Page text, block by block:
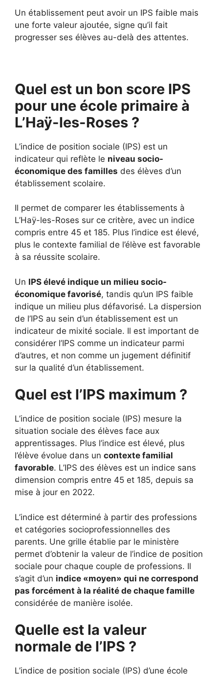
Un établissement peut avoir un IPS faible mais
une forte valeur ajoutée, signe qu’il fait
progresser ses élèves au-delà des attentes.
Quel est un bon score IPS
pour une école primaire à
L’Haÿ-les-Roses ?
L’indice de position sociale (IPS) est un
indicateur qui reflète le niveau socio-
économique des familles des élèves d’un
établissement scolaire.
Il permet de comparer les établissements à
L’Haÿ-les-Roses sur ce critère, avec un indice
compris entre 45 et 185. Plus l’indice est élevé,
plus le contexte familial de l’élève est favorable
à sa réussite scolaire.
Un IPS élevé indique un milieu socio-
économique favorisé, tandis qu’un IPS faible
indique un milieu plus défavorisé. La dispersion
de l’IPS au sein d’un établissement est un
indicateur de mixité sociale. Il est important de
considérer l’IPS comme un indicateur parmi
d’autres, et non comme un jugement définitif
sur la qualité d’un établissement.
Quel est l’IPS maximum ?
L’indice de position sociale (IPS) mesure la
situation sociale des élèves face aux
apprentissages. Plus l’indice est élevé, plus
l’élève évolue dans un contexte familial
favorable. L’IPS des élèves est un indice sans
dimension compris entre 45 et 185, depuis sa
mise à jour en 2022.
L’indice est déterminé à partir des professions
et catégories socioprofessionnelles des
parents. Une grille établie par le ministère
permet d’obtenir la valeur de l’indice de position
sociale pour chaque couple de professions. Il
s’agit d’un indice «moyen» qui ne correspond
pas forcément à la réalité de chaque famille
considérée de manière isolée.
Quelle est la valeur
normale de l’IPS ?
L’indice de position sociale (IPS) d’une école